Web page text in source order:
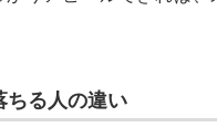
ちる人の違い